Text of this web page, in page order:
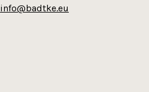
info@badtke.eu